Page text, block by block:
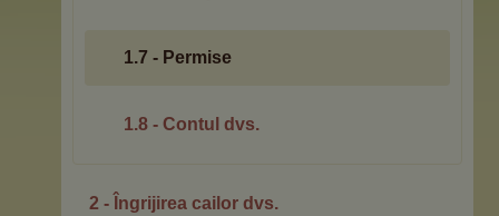
1.7 - Permise
1.8 - Contul dvs.
2 - Îngrijirea cailor dvs.